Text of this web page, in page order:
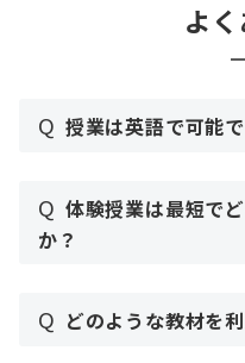
よ
Q 授業は英語で可能
Q 体験授業は最短で
か？
Q どのような教材を